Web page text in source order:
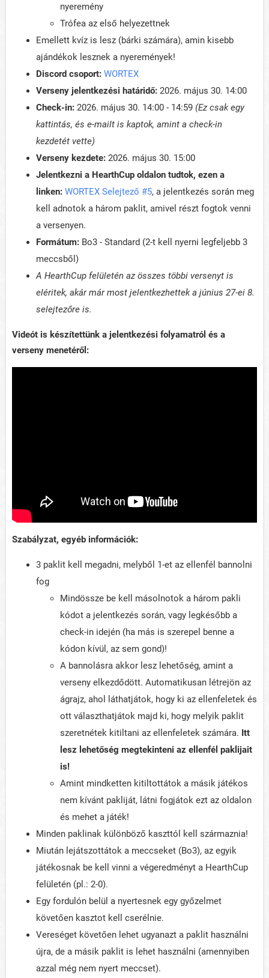
nyeremény
Trófea az első helyezettnek
Emellett kvíz is lesz (bárki számára), amin kisebb
ajándékok lesznek a nyeremények!
Discord csoport: WORTEX
Verseny jelentkezési határidő: 2026. május 30. 14:00
Check-in: 2026. május 30. 14:00 - 14:59 (Ez csak egy
kattintás, és e-mailt is kaptok, amint a check-in
kezdetét vette)
Verseny kezdete: 2026. május 30. 15:00
Jelentkezni a HearthCup oldalon tudtok, ezen a
linken: WORTEX Selejtező #5, a jelentkezés során meg
kell adnotok a három paklit, amivel részt fogtok venni
a versenyen.
Formátum: Bo3 - Standard (2-t kell nyerni legfeljebb 3
meccsből)
A HearthCup felületén az összes többi versenyt is
eléritek, akár már most jelentkezhettek a június 27-ei 8.
selejtezőre is.
Videót is készítettünk a jelentkezési folyamatról és a
verseny menetéről:
Szabályzat, egyéb információk:
3 paklit kell megadni, melyből 1-et az ellenfél bannolni
fog
Mindössze be kell másolnotok a három pakli
kódot a jelentkezés során, vagy legkésőbb a
check-in idején (ha más is szerepel benne a
kódon kívül, az sem gond)!
A bannolásra akkor lesz lehetőség, amint a
verseny elkezdődött. Automatikusan létrejön az
ágrajz, ahol láthatjátok, hogy ki az ellenfeletek és
ott választhatjátok majd ki, hogy melyik paklit
szeretnétek kitiltani az ellenfeletek számára. Itt
lesz lehetőség megtekinteni az ellenfél paklijait
is!
Amint mindketten kitiltottátok a másik játékos
nem kívánt pakliját, látni fogjátok ezt az oldalon
és mehet a játék!
Minden paklinak különböző kaszttól kell származnia!
Miután lejátszottátok a meccseket (Bo3), az egyik
játékosnak be kell vinni a végeredményt a HearthCup
felületén (pl.: 2-0).
Egy fordulón belül a nyertesnek egy győzelmet
követően kasztot kell cserélnie.
Vereséget követően lehet ugyanazt a paklit használni
újra, de a másik paklit is lehet használni (amennyiben
azzal még nem nyert meccset).